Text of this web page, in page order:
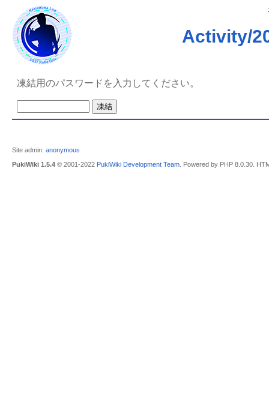
Activity/
凍結用のパスワードを入力してください。
Site admin: anonymous
PukiWiki 1.5.4 © 2001-2022 PukiWiki Development Team . Powered by PHP 8.0.30.